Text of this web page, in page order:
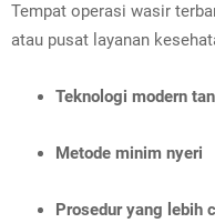
Tempat operasi wasir
atau pusat layanan
Teknologi modern
Metode minim nyeri
Prosedur yang lebih